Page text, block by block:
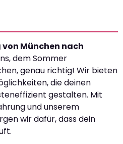
München nach
dem Sommer
genau richtig! Wir bieten
die deinen
gestalten. Mit
und unserem
wir dafür, dass dein